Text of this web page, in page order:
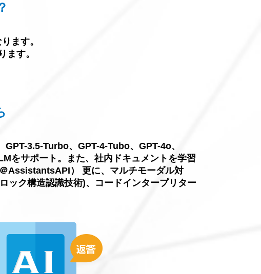
ます。
ます。
3.5-Turbo、GPT-4-Tubo、GPT-4o、
をサポート。また、社内ドキュメントを学習
AssistantsAPI） 更に、マルチモーダル対
ック構造認識技術)、コードインタープリター